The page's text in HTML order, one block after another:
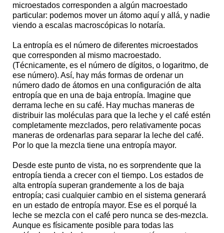
microestados corresponden a algún macroestado
particular: podemos mover un átomo aquí y allá, y nadie
viendo a escalas macroscópicas lo notaría.
La entropía es el número de diferentes microestados
que corresponden al mismo macroestado.
(Técnicamente, es el número de dígitos, o logaritmo, de
ese número). Así, hay más formas de ordenar un
número dado de átomos en una configuración de alta
entropía que en una de baja entropía. Imagine que
derrama leche en su café. Hay muchas maneras de
distribuir las moléculas para que la leche y el café estén
completamente mezclados, pero relativamente pocas
maneras de ordenarlas para separar la leche del café.
Por lo que la mezcla tiene una entropía mayor.
Desde este punto de vista, no es sorprendente que la
entropía tienda a crecer con el tiempo. Los estados de
alta entropía superan grandemente a los de baja
entropía; casi cualquier cambio en el sistema generará
en un estado de entropía mayor. Ese es el porqué la
leche se mezcla con el café pero nunca se des-mezcla.
Aunque es físicamente posible para todas las